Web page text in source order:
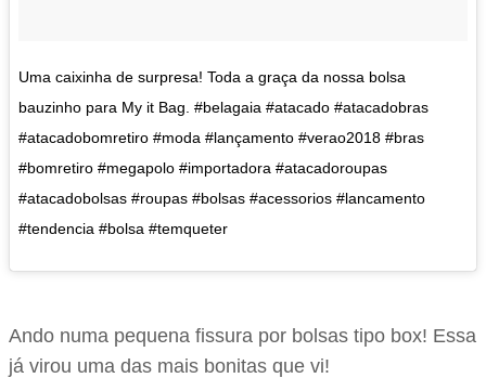
Uma caixinha de surpresa! Toda a graça da nossa bolsa
bauzinho para My it Bag. #belagaia #atacado #atacadobras
#atacadobomretiro #moda #lançamento #verao2018 #bras
#bomretiro #megapolo #importadora #atacadoroupas
#atacadobolsas #roupas #bolsas #acessorios #lancamento
#tendencia #bolsa #temqueter
Ando numa pequena fissura por bolsas tipo box! Essa
já virou uma das mais bonitas que vi!